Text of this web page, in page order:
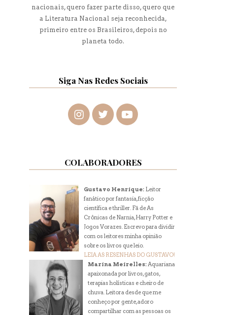
nacionais, quero fazer parte disso, quero que
a Literatura Nacional seja reconhecida,
primeiro entre os Brasileiros, depois no
planeta todo.
Siga Nas Redes Sociais
COLABORADORES
Gustavo Henrique: Leitor
fanático por fantasia, ficção
científica e thriller. Fã de As
Crônicas de Narnia, Harry Potter e
Jogos Vorazes. Escrevo para dividir
com os leitores minha opinião
sobre os livros que leio.
LEIA AS RESENHAS DO GUSTAVO!
Marina Meirelles:Aquariana
apaixonada por livros, gatos,
terapias holísticas e cheiro de
chuva. Leitora desde que me
conheço por gente, adoro
compartilhar com as pessoas os